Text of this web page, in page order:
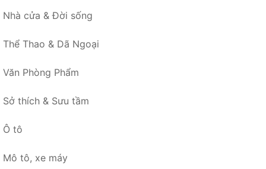
Nhà cửa & Đời sống
Thể Thao & Dã Ngoại
Văn Phòng Phẩm
Sở thích & Sưu tầm
Ô tô
Mô tô, xe máy